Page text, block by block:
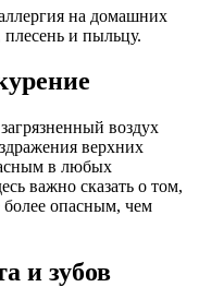
на домашних
и пыльцу.
воздух
верхних
в любых
важно сказать о том,
более опасным, чем
и зубов